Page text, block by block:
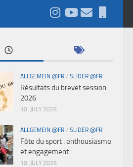
ALLGEMEIN @FR / SLIDER @FR
Résultats du brevet session
2026
10. JULY 2026
ALLGEMEIN @FR / SLIDER @FR
Fête du sport : enthousiasme
et engagement
10. JULY 2026